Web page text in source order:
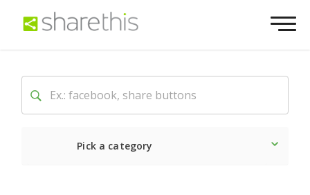
Pick a category